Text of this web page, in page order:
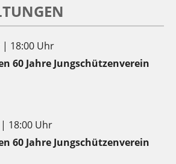
| 18:00 Uhr
60 Jahre Jungschützenverein
18:00 Uhr
60 Jahre Jungschützenverein